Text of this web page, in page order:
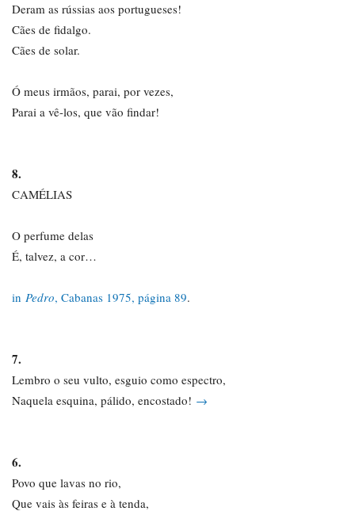
Deram as rússias aos portugueses!
Cães de fidalgo.
Cães de solar.
Ó meus irmãos, parai, por vezes,
Parai a vê-los, que vão findar!
8.
CAMÉLIAS
O perfume delas
É, talvez, a cor…
in Pedro, Cabanas 1975, página 89.
7.
Lembro o seu vulto, esguio como espectro,
Naquela esquina, pálido, encostado! →
6.
Povo que lavas no rio,
Que vais às feiras e à tenda,